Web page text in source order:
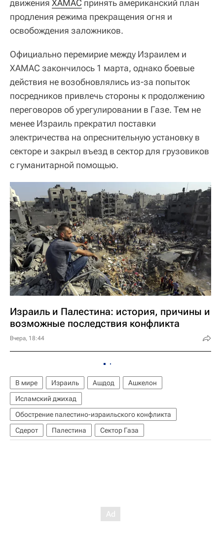
движения ХАМАС принять американский план
продления режима прекращения огня и
освобождения заложников.
Официально перемирие между Израилем и
ХАМАС закончилось 1 марта, однако боевые
действия не возобновлялись из-за попыток
посредников привлечь стороны к продолжению
переговоров об урегулировании в Газе. Тем не
менее Израиль прекратил поставки
электричества на опреснительную установку в
секторе и закрыл въезд в сектор для грузовиков
с гуманитарной помощью.
Израиль и Палестина: история, причины и
возможные последствия конфликта
Вчера, 18:44
В мире Израиль Ашдод
Ашкелон
Исламский джихад
Обострение палестино-израильского конфликта
Сдерот
Палестина Сектор Газа